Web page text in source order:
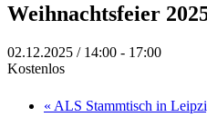
Weihnachtsfeier
02.12.2025 / 14:00 - 17:00
Kostenlos
« ALS Stammtisch in